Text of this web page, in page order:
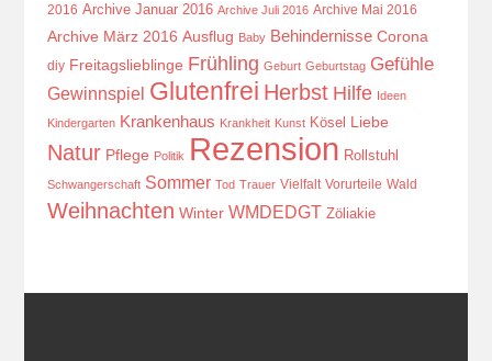
2016 Archive Januar 2016 Archive Juli 2016 Archive Mai 2016
Archive März 2016 Ausflug Baby Behindernisse Corona
diy Freitagslieblinge Frühling Geburt Geburtstag Gefühle
Gewinnspiel Glutenfrei Herbst Hilfe Ideen
Kindergarten Krankenhaus Krankheit Kunst Kösel Liebe
Natur Pflege Politik Rezension Rollstuhl
Schwangerschaft Sommer Tod Trauer Vielfalt Vorurteile Wald
Weihnachten Winter WMDEDGT Zöliakie